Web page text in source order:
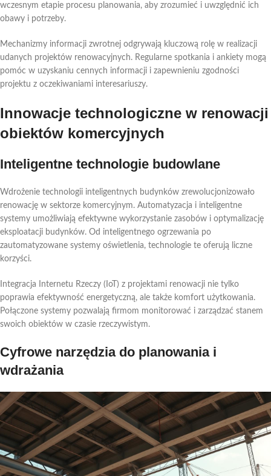
wczesnym etapie procesu planowania, aby zrozumieć i uwzględnić ich
obawy i potrzeby.
Mechanizmy informacji zwrotnej odgrywają kluczową rolę w realizacji
udanych projektów renowacyjnych. Regularne spotkania i ankiety mogą
pomóc w uzyskaniu cennych informacji i zapewnieniu zgodności
projektu z oczekiwaniami interesariuszy.
Innowacje technologiczne w renowacji
obiektów komercyjnych
Inteligentne technologie budowlane
Wdrożenie technologii inteligentnych budynków zrewolucjonizowało
renowację w sektorze komercyjnym. Automatyzacja i inteligentne
systemy umożliwiają efektywne wykorzystanie zasobów i optymalizację
eksploatacji budynków. Od inteligentnego ogrzewania po
zautomatyzowane systemy oświetlenia, technologie te oferują liczne
korzyści.
Integracja Internetu Rzeczy (IoT) z projektami renowacji nie tylko
poprawia efektywność energetyczną, ale także komfort użytkowania.
Połączone systemy pozwalają firmom monitorować i zarządzać stanem
swoich obiektów w czasie rzeczywistym.
Cyfrowe narzędzia do planowania i
wdrażania